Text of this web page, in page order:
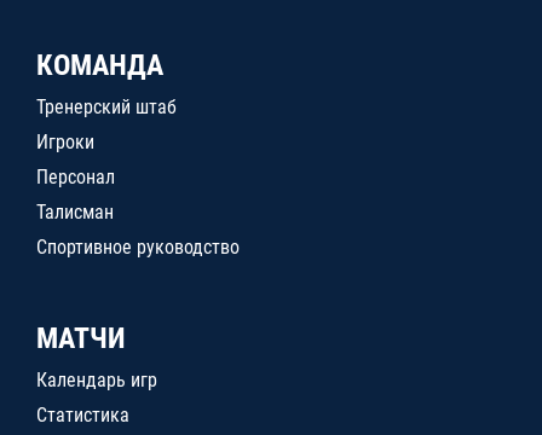
КОМАНДА
Тренерский штаб
Игроки
Персонал
Талисман
Спортивное руководство
МАТЧИ
Календарь игр
Статистика